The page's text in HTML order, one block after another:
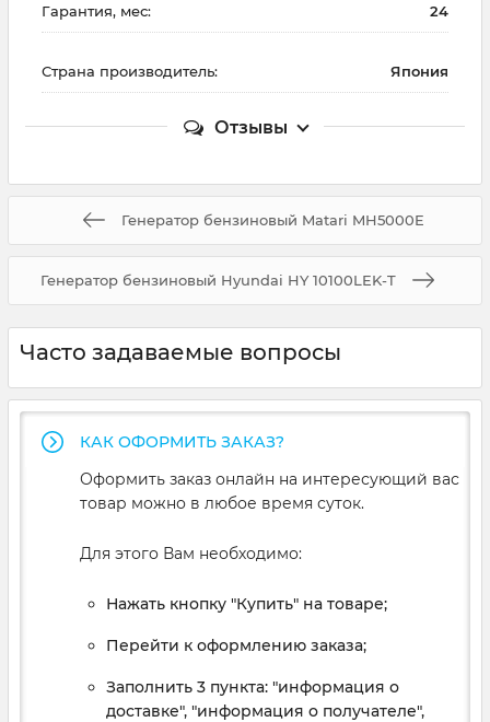
Гарантия, мес: 24
Страна производитель: Япония
Отзывы
Генератор бензиновый Matari MH5000E
Генератор бензиновый Hyundai HY 10100LEK-T
Часто задаваемые вопросы
КАК ОФОРМИТЬ ЗАКАЗ?
Оформить заказ онлайн на интересующий вас
товар можно в любое время суток.
Для этого Вам необходимо:
Нажать кнопку "Купить" на товаре;
Перейти к оформлению заказа;
Заполнить 3 пункта: "информация о
доставке", "информация о получателе",